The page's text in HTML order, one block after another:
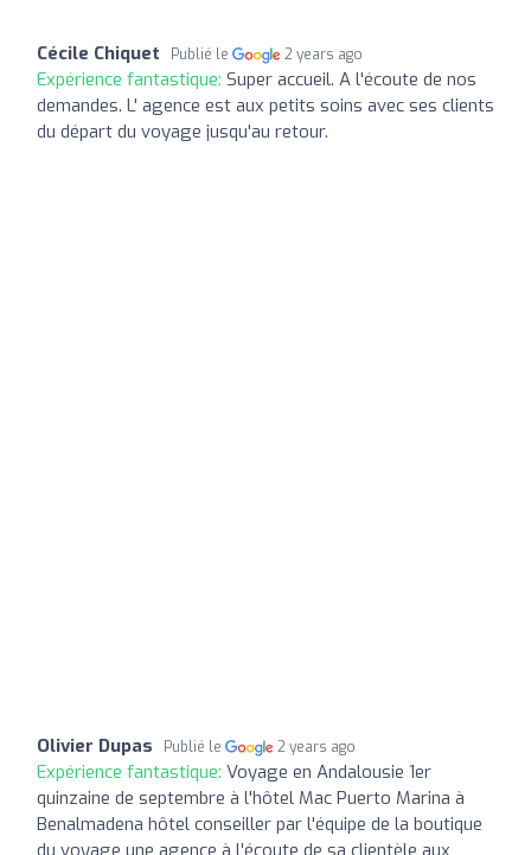
Cécile Chiquet Publié le 2 years ago
Expérience fantastique: Super accueil. A l'écoute de nos
demandes. L' agence est aux petits soins avec ses clients
du départ du voyage jusqu'au retour.
Olivier Dupas Publié le 2 years ago
Expérience fantastique: Voyage en Andalousie 1er
quinzaine de septembre à l'hôtel Mac Puerto Marina à
Benalmadena hôtel conseiller par l'équipe de la boutique
du voyage une agence à l'écoute de sa clientèle aux